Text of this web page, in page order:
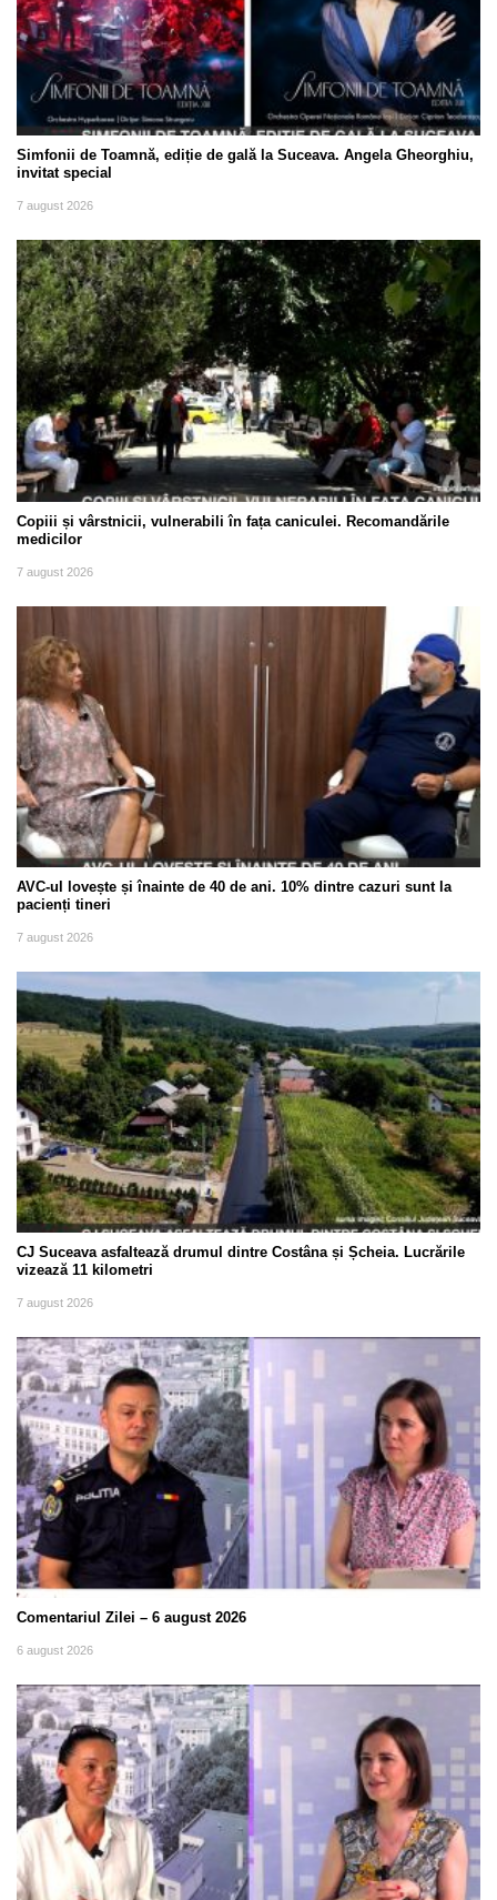
Simfonii de Toamnă, ediție de gală la Suceava. Angela Gheorghiu,
invitat special
7 august 2026
Copiii și vârstnicii, vulnerabili în fața caniculei. Recomandările
medicilor
7 august 2026
AVC-ul lovește și înainte de 40 de ani. 10% dintre cazuri sunt la
pacienți tineri
7 august 2026
CJ Suceava asfaltează drumul dintre Costâna și Șcheia. Lucrările
vizează 11 kilometri
7 august 2026
Comentariul Zilei – 6 august 2026
6 august 2026